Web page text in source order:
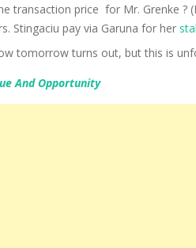
transaction price for Mr. Grenke ?
Stingaciu pay via Garuna for her
tomorrow turns out, but this is
And Opportunity